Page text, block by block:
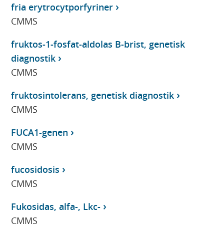
fria erytrocytporfyriner
CMMS
fruktos-1-fosfat-aldolas B-brist, genetisk
diagnostik
CMMS
fruktosintolerans, genetisk diagnostik
CMMS
FUCA1-genen
CMMS
fucosidosis
CMMS
Fukosidas, alfa-, Lkc-
CMMS